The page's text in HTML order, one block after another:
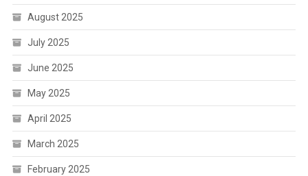
August 2025
July 2025
June 2025
May 2025
April 2025
March 2025
February 2025